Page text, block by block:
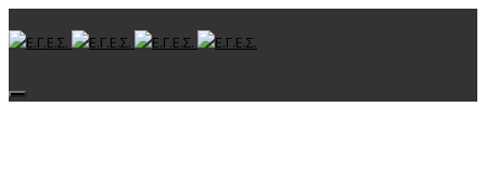
Toggle navigation